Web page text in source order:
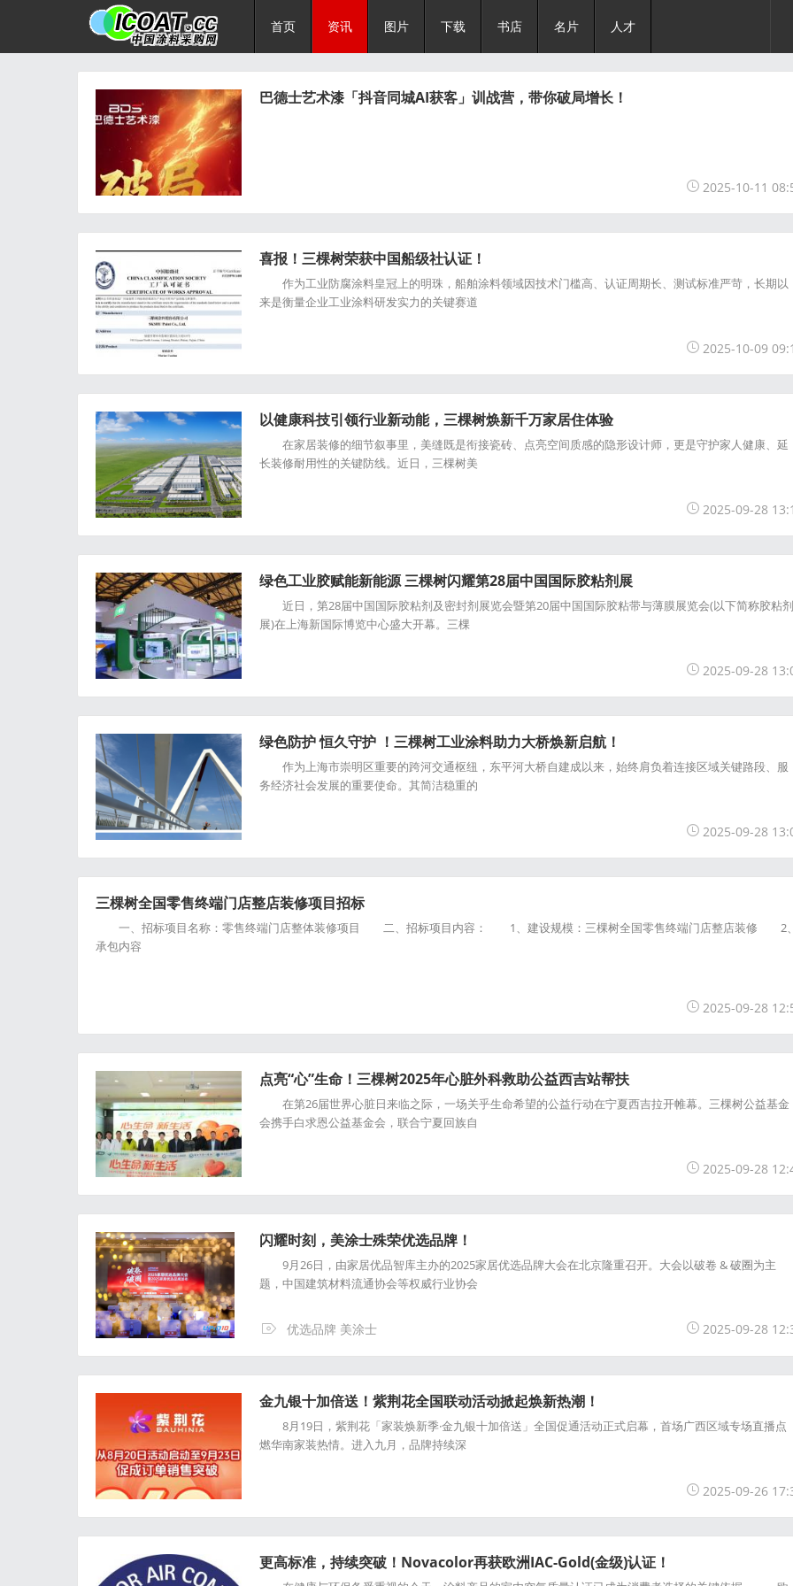
首页 资讯 图片 下载 书店 名片 人才
巴德士艺术漆「抖音同城AI获客」训战营，带你破局增长！
2025-10-11
喜报！三棵树荣获中国船级社认证！
作为工业防腐涂料皇冠上的明珠，船舶涂料领域因技术门槛高、认证周期长、测试标准严苛，长期以
来是衡量企业工业涂料研发实力的关键赛道
2025-10-09
以健康科技引领行业新动能，三棵树焕新千万家居住体验
在家居装修的细节叙事里，美缝既是衔接瓷砖、点亮空间质感的隐形设计师，更是守护家人健康、延
长装修耐用性的关键防线。近日，三棵树美
2025-09-28
绿色工业胶赋能新能源 三棵树闪耀第28届中国国际胶粘剂展
近日，第28届中国国际胶粘剂及密封剂展览会暨第20届中国国际胶粘带与薄膜展览会(以下简称胶粘剂
展)在上海新国际博览中心盛大开幕。三棵
2025-09-28
绿色防护 恒久守护 ！三棵树工业涂料助力大桥焕新启航！
作为上海市崇明区重要的跨河交通枢纽，东平河大桥自建成以来，始终肩负着连接区域关键路段、服
务经济社会发展的重要使命。其简洁稳重的
2025-09-28
三棵树全国零售终端门店整店装修项目招标
一、招标项目名称：零售终端门店整体装修项目 二、招标项目内容： 1、建设规模：三棵树全国零售终端门店整店装修 2、
承包内容
2025-09-28
点亮“心”生命！三棵树2025年心脏外科救助公益西吉站帮扶
在第26届世界心脏日来临之际，一场关乎生命希望的公益行动在宁夏西吉拉开帷幕。三棵树公益基金
会携手白求恩公益基金会，联合宁夏回族自
2025-09-28
闪耀时刻，美涂士殊荣优选品牌！
9月26日，由家居优品智库主办的2025家居优选品牌大会在北京隆重召开。大会以破卷 & 破圈为主
题，中国建筑材料流通协会等权威行业协会
优选品牌 美涂士 2025-09-28
金九银十加倍送！紫荆花全国联动活动掀起焕新热潮！
8月19日，紫荆花「家装焕新季·金九银十加倍送」全国促通活动正式启幕，首场广西区域专场直播点
燃华南家装热情。进入九月，品牌持续深
2025-09-26
更高标准，持续突破！Novacolor再获欧洲IAC-Gold(金级)认证！